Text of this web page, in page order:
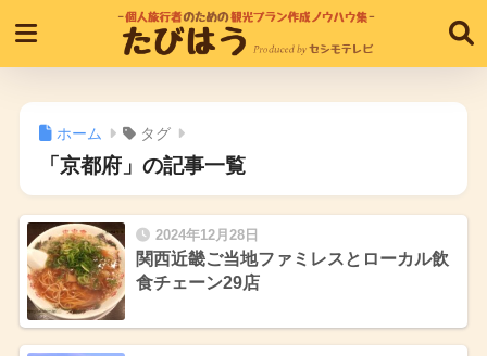
ホーム タグ
「京都府」の記事一覧
2024年12月28日
関西近畿ご当地ファミレスとローカル飲
食チェーン29店